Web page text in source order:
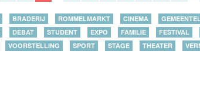
BRADERIJ ROMMELMARKT CINEMA
DEBAT STUDENT EXPO FAMILIE FESTIVAL
VOORSTELLING SPORT STAGE THEATER